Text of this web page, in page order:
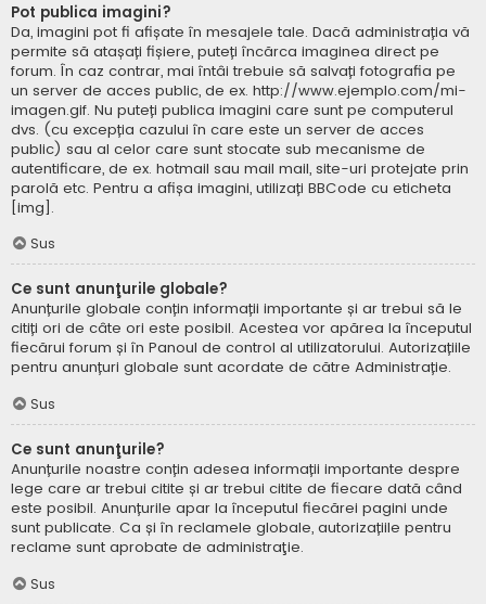
Pot publica imagini?
Da, imagini pot fi afișate în mesajele tale. Dacă administrația vă
permite să atașați fișiere, puteți încărca imaginea direct pe
forum. În caz contrar, mai întâi trebuie să salvați fotografia pe
un server de acces public, de ex. http://www.ejemplo.com/mi-
imagen.gif. Nu puteți publica imagini care sunt pe computerul
dvs. (cu excepția cazului în care este un server de acces
public) sau al celor care sunt stocate sub mecanisme de
autentificare, de ex. hotmail sau mail mail, site-uri protejate prin
parolă etc. Pentru a afișa imagini, utilizați BBCode cu eticheta
[img].
Sus
Ce sunt anunţurile globale?
Anunțurile globale conțin informații importante și ar trebui să le
citiți ori de câte ori este posibil. Acestea vor apărea la începutul
fiecărui forum și în Panoul de control al utilizatorului. Autorizațiile
pentru anunțuri globale sunt acordate de către Administrație.
Sus
Ce sunt anunţurile?
Anunțurile noastre conțin adesea informații importante despre
lege care ar trebui citite și ar trebui citite de fiecare dată când
este posibil. Anunțurile apar la începutul fiecărei pagini unde
sunt publicate. Ca și în reclamele globale, autorizațiile pentru
reclame sunt aprobate de administraţie.
Sus